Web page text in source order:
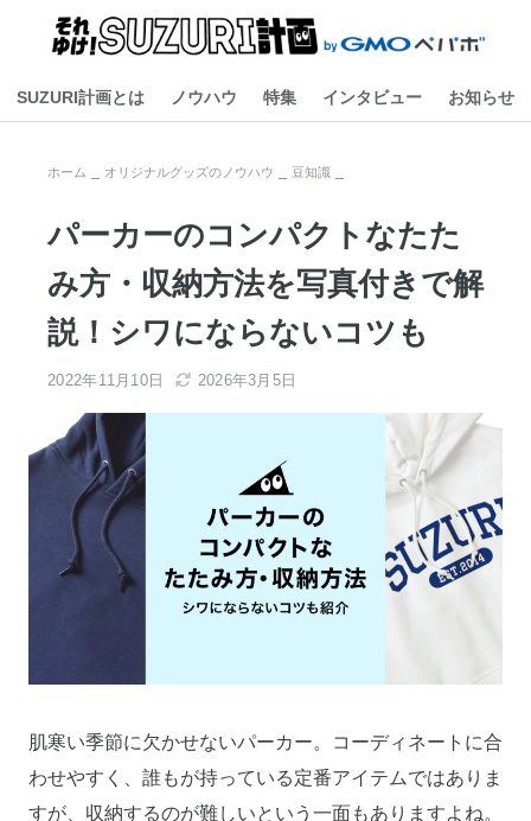
SUZURI計画とは ノウハウ 特集 インタビュー お知らせ
ホーム オリジナルグッズのノウハウ 豆知識
パーカーのコンパクトなたた
み方・収納方法を写真付きで解
説！シワにならないコツも
2022年11月10日 2026年3月5日
肌寒い季節に欠かせないパーカー。コーディネートに合
わせやすく、誰もが持っている定番アイテムではありま
すが、収納するのが難しいという一面もありますよね。